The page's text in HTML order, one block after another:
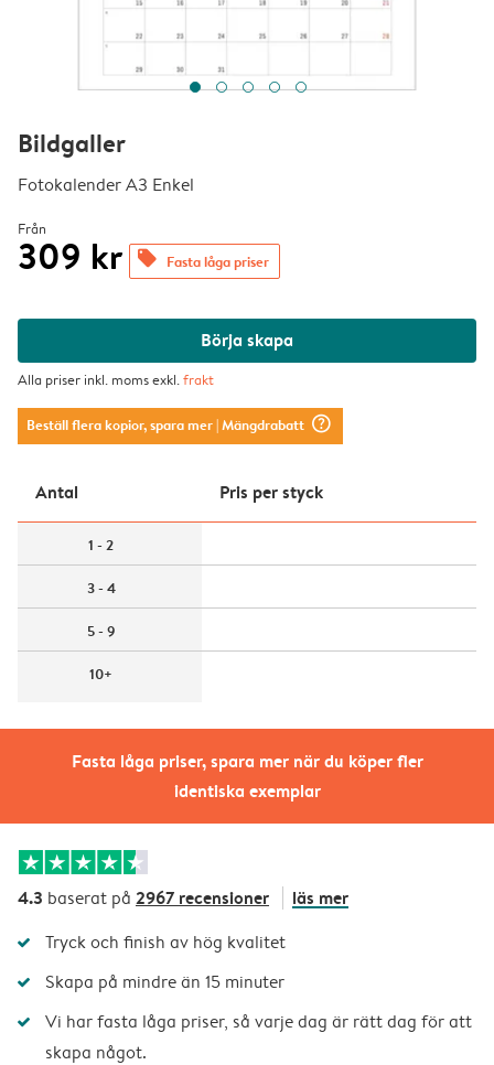
Fasta låga priser, spara mer när du köper fler
identiska exemplar
Bildgaller
Fotokalender A3 Enkel
Från
309 kr offers Fasta låga priser
Börja skapa
Alla priser inkl. moms exkl.frakt
Beställ flera kopior, spara mer| Mängdrabatt question_mark_circle
Antal Pris per styck
1 - 2
3 - 4
5 - 9
10+
4.3 baserat på 2967 recensioner läs mer
Tryck och finish av hög kvalitet
Skapa på mindre än 15 minuter
Vi har fasta låga priser, så varje dag är rätt dag för att
skapa något.